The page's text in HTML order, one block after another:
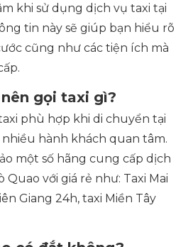
khi sử dụng dịch vụ taxi tại
tin này sẽ giúp bạn hiểu rõ
cũng như các tiện ích mà
gọi taxi gì?
phù hợp khi di chuyển tại
hành khách quan tâm.
một số hãng cung cấp dịch
Quao với giá rẻ như: Taxi Mai
Giang 24h, taxi Miền Tây